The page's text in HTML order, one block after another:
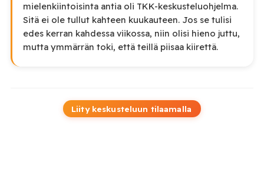
mielenkiintoisinta antia oli TKK-keskusteluohjelma.
Sitä ei ole tullut kahteen kuukauteen. Jos se tulisi
edes kerran kahdessa viikossa, niin olisi hieno juttu,
mutta ymmärrän toki, että teillä piisaa kiirettä.
Liity keskusteluun tilaamalla